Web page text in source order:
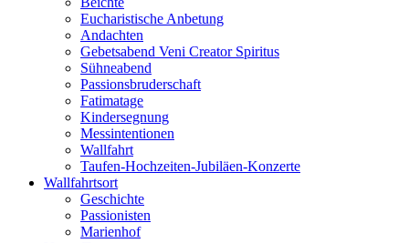
Eucharistische Anbetung
Andachten
Gebetsabend Veni Creator Spiritus
Sühneabend
Passionsbruderschaft
Fatimatage
Kindersegnung
Messintentionen
Wallfahrt
Taufen-Hochzeiten-Jubiläen-Konzerte
Wallfahrtsort
Geschichte
Passionisten
Marienhof